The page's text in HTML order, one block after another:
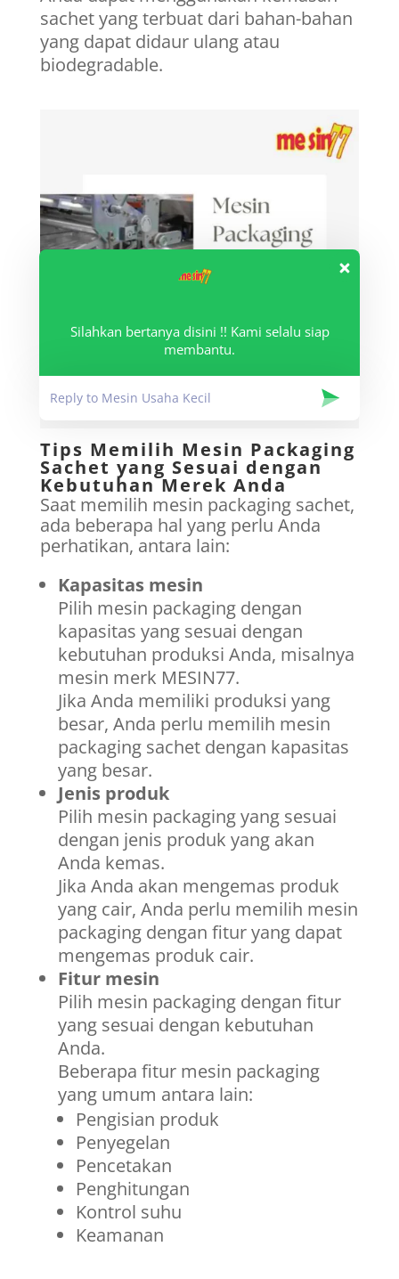
sachet yang terbuat dari bahan-bahan
yang dapat didaur ulang atau
biodegradable.
Tips Memilih Mesin Packaging
Sachet yang Sesuai dengan
Kebutuhan Merek Anda
Saat memilih mesin packaging sachet,
ada beberapa hal yang perlu Anda
perhatikan, antara lain:
Kapasitas mesin
Pilih mesin packaging dengan
kapasitas yang sesuai dengan
kebutuhan produksi Anda, misalnya
mesin merk MESIN77.
Jika Anda memiliki produksi yang
besar, Anda perlu memilih mesin
packaging sachet dengan kapasitas
yang besar.
Jenis produk
Pilih mesin packaging yang sesuai
dengan jenis produk yang akan
Anda kemas.
Jika Anda akan mengemas produk
yang cair, Anda perlu memilih mesin
packaging dengan fitur yang dapat
mengemas produk cair.
Fitur mesin
Pilih mesin packaging dengan fitur
yang sesuai dengan kebutuhan
Anda.
Beberapa fitur mesin packaging
yang umum antara lain:
Pengisian produk
Penyegelan
Pencetakan
Penghitungan
Kontrol suhu
Keamanan
Silahkan bertanya disini !! Kami selalu siap
membantu.